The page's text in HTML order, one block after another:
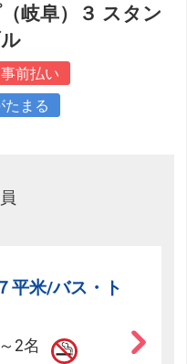
岐阜）３ スタン
事前払い
たまる
平米/バス・ト
2名